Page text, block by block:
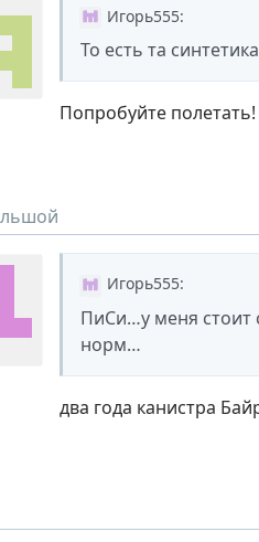
Игорь555:
То есть та
Попробуйте
Игорь555:
ПиСи…у меня стоит
норм…
два года канистра